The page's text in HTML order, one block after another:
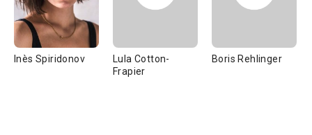
Inès Spiridonov
Lula Cotton-
Frapier
Boris Rehlinger